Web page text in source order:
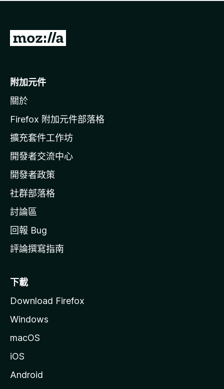
有
前
o
i
l
a
官
網
附加元件
關於
Firefox 附加元件部落格
擴充套件工作坊
開發者交流中心
開發者政策
社群部落格
討論區
回報 Bug
評論撰寫指南
下載
Download Firefox
Windows
macOS
iOS
Android